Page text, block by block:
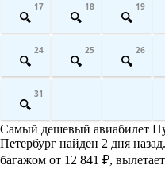
17 18 19
24 25 26
31
Самый дешевый авиабилет
Петербург найден 2 дня
багажом от 12 841 ₽,